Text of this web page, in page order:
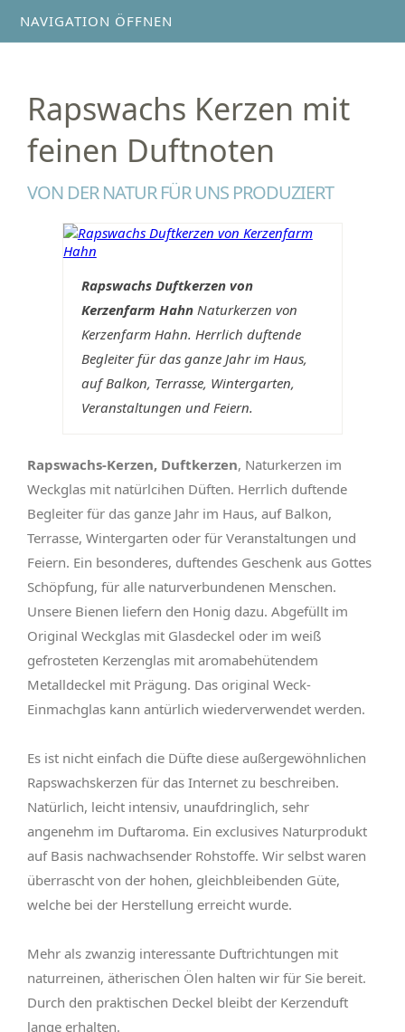
NAVIGATION ÖFFNEN
Rapswachs Kerzen mit
feinen Duftnoten
VON DER NATUR FÜR UNS PRODUZIERT
Rapswachs Duftkerzen von
Kerzenfarm HahnNaturkerzen von
Kerzenfarm Hahn. Herrlich duftende
Begleiter für das ganze Jahr im Haus,
auf Balkon, Terrasse, Wintergarten,
Veranstaltungen und Feiern.
Rapswachs-Kerzen, Duftkerzen, Naturkerzen im
Weckglas mit natürlcihen Düften. Herrlich duftende
Begleiter für das ganze Jahr im Haus, auf Balkon,
Terrasse, Wintergarten oder für Veranstaltungen und
Feiern. Ein besonderes, duftendes Geschenk aus Gottes
Schöpfung, für alle naturverbundenen Menschen.
Unsere Bienen liefern den Honig dazu. Abgefüllt im
Original Weckglas mit Glasdeckel oder im weiß
gefrosteten Kerzenglas mit aromabehütendem
Metalldeckel mit Prägung. Das original Weck-
Einmachglas kann antürlich wiederverwendet werden.
Es ist nicht einfach die Düfte diese außergewöhnlichen
Rapswachskerzen für das Internet zu beschreiben.
Natürlich, leicht intensiv, unaufdringlich, sehr
angenehm im Duftaroma. Ein exclusives Naturprodukt
auf Basis nachwachsender Rohstoffe. Wir selbst waren
überrascht von der hohen, gleichbleibenden Güte,
welche bei der Herstellung erreicht wurde.
Mehr als zwanzig interessante Duftrichtungen mit
naturreinen, ätherischen Ölen halten wir für Sie bereit.
Durch den praktischen Deckel bleibt der Kerzenduft
lange erhalten.